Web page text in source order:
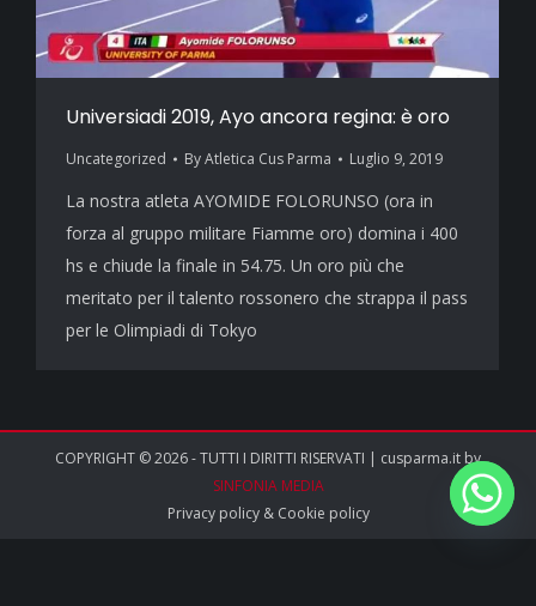
Universiadi 2019, Ayo ancora regina: è oro
Uncategorized ByAtletica Cus Parma Luglio 9, 2019
La nostra atleta AYOMIDE FOLORUNSO (ora in
forza al gruppo militare Fiamme oro) domina i 400
hs e chiude la finale in 54.75. Un oro più che
meritato per il talento rossonero che strappa il pass
per le Olimpiadi di Tokyo
COPYRIGHT © 2026 - TUTTI I DIRITTI RISERVATI | cusparma.it by
SINFONIA MEDIA
Privacy policy& Cookie policy